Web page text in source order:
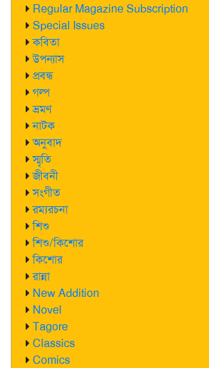
Regular Magazine Subscription
Special Issues
কবিতা
উপন্যাস
প্রবন্ধ
গল্প
ভ্রমণ
নাটক
অনুবাদ
স্মৃতি
জীবনী
সংগীত
রম্যরচনা
শিশু
শিশু/কিশোর
কিশোর
রান্না
New Addition
Novel
Tagore
Classics
Comics